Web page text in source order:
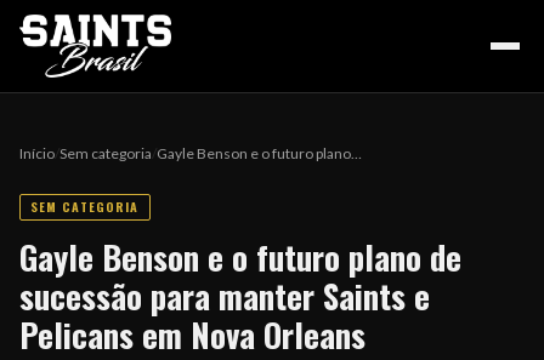
HOME
PODCAST
Início Sem categoria Gayle Benson e o futuro plano…
SEM CATEGORIA
Gayle Benson e o futuro plano de
sucessão para manter Saints e
Pelicans em Nova Orleans